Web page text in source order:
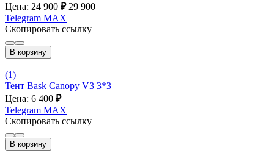
Цена: 24 900 ₽ 29 900
Telegram MAX
Скопировать ссылку
В корзину
(1)
Тент Bask Canopy V3 3*3
Цена: 6 400 ₽
Telegram MAX
Скопировать ссылку
В корзину